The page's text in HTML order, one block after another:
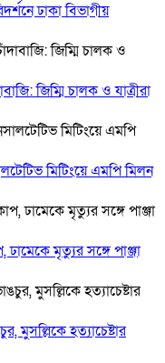
ঢাকা বিভাগীয়
জিম্মি চালক ও যাত্রীরা
মিটিংয়ে এমপি মিলন
মৃত্যুর সঙ্গে পাঞ্জা
মুসল্লিকে হত্যাচেষ্টার